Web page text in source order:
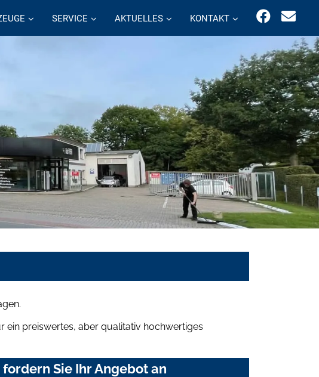
SERVICE AKTUELLES KONTAKT
ein preiswertes, aber qualitativ hochwertiges
Sie Ihr Angebot an